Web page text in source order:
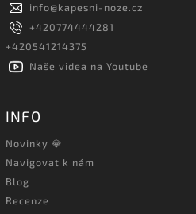
info@kapesni-noze.cz
+420774444281
+420541214375
Naše videa na Youtube
INFO
Novinky 💎
Navigovat k nám
Blog
Recenze